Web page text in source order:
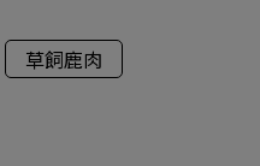
草飼鹿肉